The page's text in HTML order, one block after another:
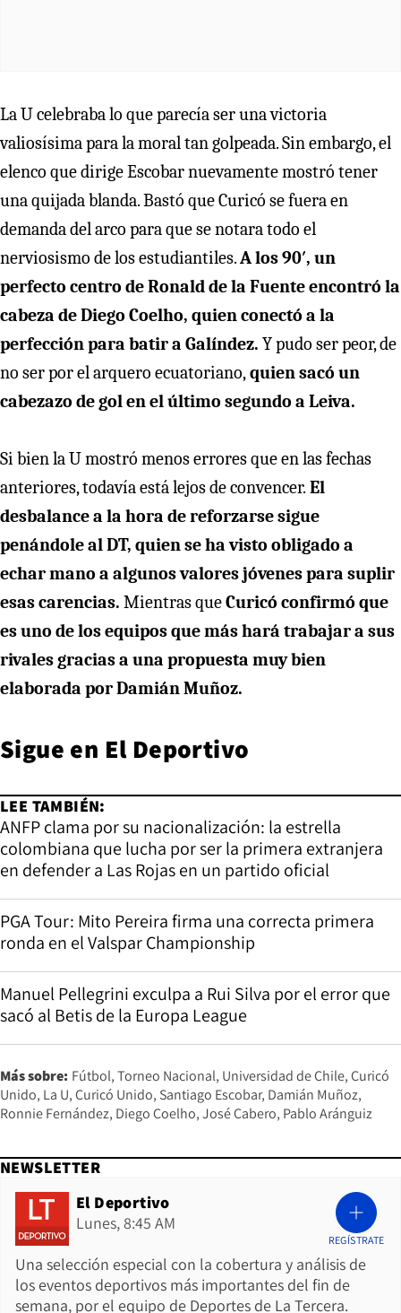
La U celebraba lo que parecía ser una victoria
valiosísima para la moral tan golpeada. Sin embargo, el
elenco que dirige Escobar nuevamente mostró tener
una quijada blanda. Bastó que Curicó se fuera en
demanda del arco para que se notara todo el
nerviosismo de los estudiantiles.A los 90′, un
perfecto centro de Ronald de la Fuente encontró la
cabeza de Diego Coelho, quien conectó a la
perfección para batir a Galíndez. Y pudo ser peor, de
no ser por el arquero ecuatoriano,quien sacó un
cabezazo de gol en el último segundo a Leiva.
Si bien la U mostró menos errores que en las fechas
anteriores, todavía está lejos de convencer. El
desbalance a la hora de reforzarse sigue
penándole al DT, quien se ha visto obligado a
echar mano a algunos valores jóvenes para suplir
esas carencias. Mientras queCuricó confirmó que
es uno de los equipos que más hará trabajar a sus
rivales gracias a una propuesta muy bien
elaborada por Damián Muñoz.
Sigue en El Deportivo
LEE TAMBIÉN:
ANFP clama por su nacionalización: la estrella
colombiana que lucha por ser la primera extranjera
en defender a Las Rojas en un partido oficial
PGA Tour: Mito Pereira firma una correcta primera
ronda en el Valspar Championship
Manuel Pellegrini exculpa a Rui Silva por el error que
sacó al Betis de la Europa League
Más sobre: Fútbol Torneo Nacional Universidad de Chile Curicó
Unido La U Curicó Unido Santiago Escobar Damián Muñoz
Ronnie Fernández Diego Coelho José Cabero Pablo Aránguiz
NEWSLETTER
El Deportivo
Lunes, 8:45 AM
Una selección especial con la cobertura y análisis de
los eventos deportivos más importantes del fin de
semana, por el equipo de Deportes de La Tercera.
REGÍSTRATE